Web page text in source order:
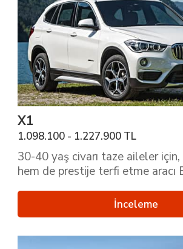
X1
1.098.100 - 1.227.900 TL
30-40 yaş civarı taze aileler
hem de prestije terfi etme aracı
İnceleme